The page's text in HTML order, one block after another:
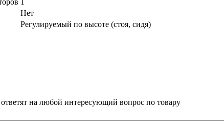
Нет
Регулируемый по высоте (стоя, сидя)
на любой интересующий вопрос по товару